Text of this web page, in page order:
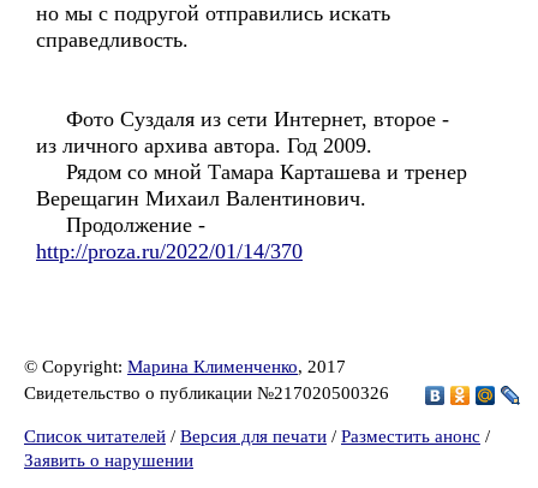
но мы с подругой отправились искать
справедливость.
Фото Суздаля из сети Интернет, второе -
из личного архива автора. Год 2009.
Рядом со мной Тамара Карташева и тренер
Верещагин Михаил Валентинович.
Продолжение -
http://proza.ru/2022/01/14/370
© Copyright: Марина Клименченко, 2017
Свидетельство о публикации №217020500326
Список читателей / Версия для печати / Разместить анонс /
Заявить о нарушении